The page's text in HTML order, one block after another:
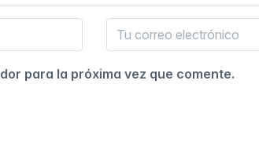
para la próxima vez que comente.